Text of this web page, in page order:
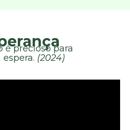
é precioso para
(2024)